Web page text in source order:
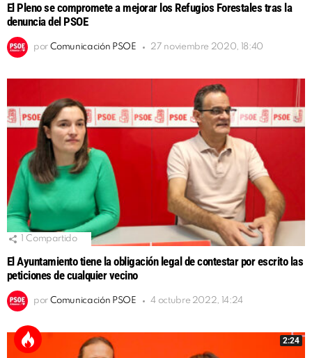
El Pleno se compromete a mejorar los Refugios Forestales tras la
denuncia del PSOE
por Comunicación PSOE 27 noviembre 2020, 18:40
Compartido
El Ayuntamiento tiene la obligación legal de contestar por escrito las
peticiones de cualquier vecino
por Comunicación PSOE 4 octubre 2022, 14:24
2:24